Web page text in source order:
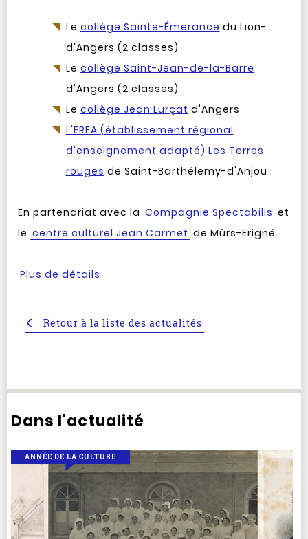
Le collège Sainte-Émerance du Lion-
d'Angers (2 classes)
Le collège Saint-Jean-de-la-Barre
d'Angers (2 classes)
Le collège Jean Lurçat d'Angers
L'EREA (établissement régional
d'enseignement adapté) Les Terres
rouges de Saint-Barthélemy-d'Anjou
En partenariat avec la Compagnie Spectabilis et
le centre culturel Jean Carmet de Mûrs-Erigné.
Plus de détails
Retour à la liste des actualités
Dans l'actualité
ANNÉE DE LA CULTURE